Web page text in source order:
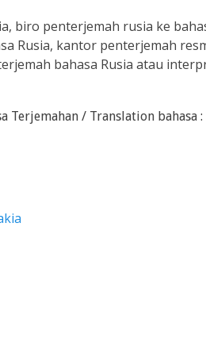
biro penterjemah rusia ke
Rusia, kantor penterjemah
bahasa Rusia atau
Terjemahan / Translation bahasa :